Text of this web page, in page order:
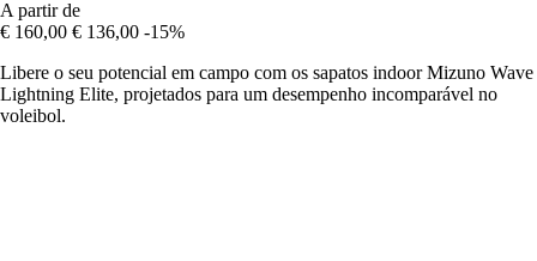
A partir de
€ 160,00 € 136,00 -15%
Libere o seu potencial em campo com os sapatos indoor Mizuno Wave
Lightning Elite, projetados para um desempenho incomparável no
voleibol.